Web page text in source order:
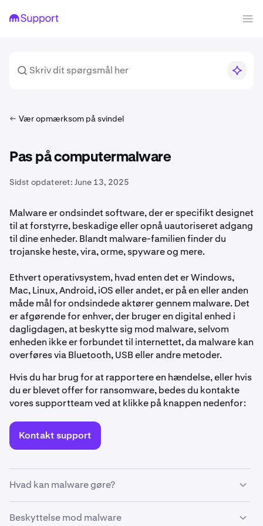
Vær opmærksom på svindel
Pas på computermalware
Sidst opdateret: June 13, 2025
Malware er ondsindet software, der er specifikt designet
til at forstyrre, beskadige eller opnå uautoriseret adgang
til dine enheder. Blandt malware-familien finder du
trojanske heste, vira, orme, spyware og mere.
Ethvert operativsystem, hvad enten det er Windows,
Mac, Linux, Android, iOS eller andet, er på en eller anden
måde mål for ondsindede aktører gennem malware. Det
er afgørende for enhver, der bruger en digital enhed i
dagligdagen, at beskytte sig mod malware, selvom
enheden ikke er forbundet til internettet, da malware kan
overføres via Bluetooth, USB eller andre metoder.
Hvis du har brug for at rapportere en hændelse, eller hvis
du er blevet offer for ransomware, bedes du kontakte
vores supportteam ved at klikke på knappen nedenfor:
Kontakt support
Hvad kan malware gøre?
Hver gang du downloader en fil eller et program, klikker
Beskyttelse mod malware